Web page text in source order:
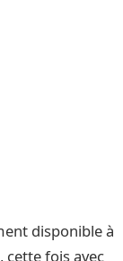
disponible à
cette fois avec